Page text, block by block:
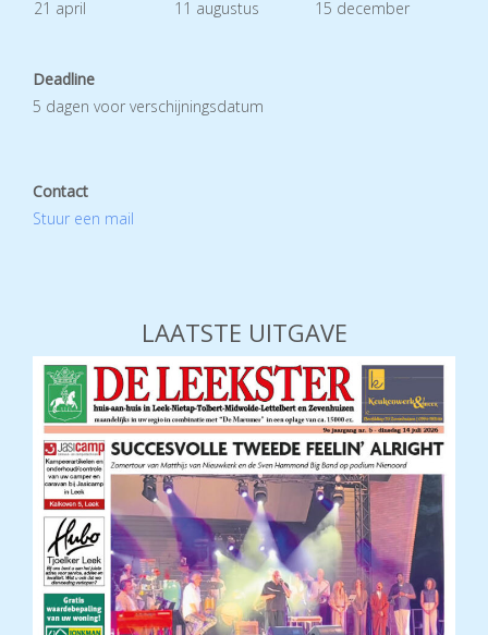
21 april 11 augustus 15 december
Deadline
5 dagen voor verschijningsdatum
Contact
Stuur een mail
LAATSTE UITGAVE